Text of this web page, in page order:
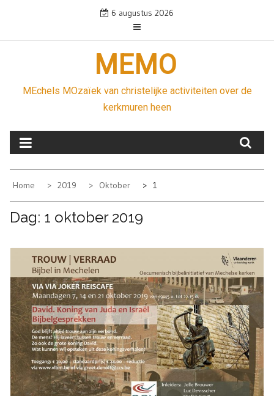
6 augustus 2026
MEMO
MEchels MOzaïek van christelijke activiteiten over de
kerkmuren heen
Home 2019 Oktober 1
Dag: 1 oktober 2019